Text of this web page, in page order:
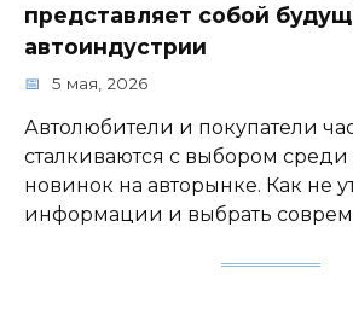
представляет собой
автоиндустрии
5 мая, 2026
Автолюбители и покупатели
сталкиваются с выбором
новинок на авторынке. Как не
информации и выбрать